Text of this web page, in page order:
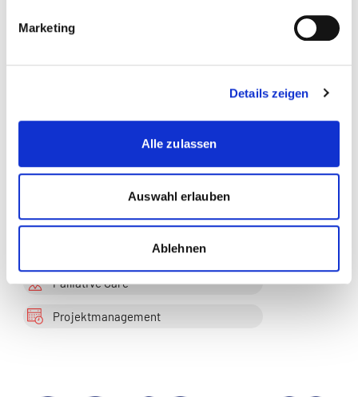
Marketing
Details zeigen
Alle zulassen
Auswahl erlauben
Ablehnen
Case Management
Nursing
Palliative Care
Projektmanagement